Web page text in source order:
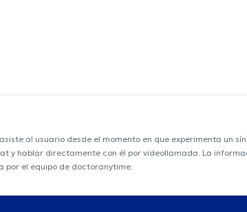
al usuario desde el momento en que experimenta un
y hablar directamente con él por videollamada. La
por el equipo de doctoranytime.